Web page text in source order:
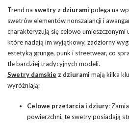
Trend na swetry z dziurami polega na
swetrówelementów nonszalancji i
charakteryzują się celowo umieszczonymi
które nadają im wyjątkowy, zadziorny
estetyką grunge, punk i streetwear, co
tle bardziej tradycyjnych modeli.
Swetry damskie z dziurami mają kilka
wyróżniają:
Celowe przetarcia i dziury:
powierzchni, te swetry posiadają